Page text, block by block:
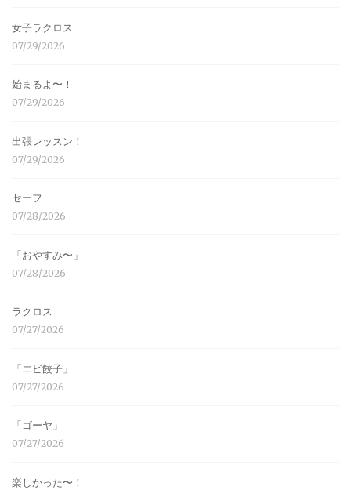
女子ラクロス
07/29/2026
始まるよ〜！
07/29/2026
出張レッスン！
07/29/2026
セーフ
07/28/2026
「おやすみ〜」
07/28/2026
ラクロス
07/27/2026
「エビ餃子」
07/27/2026
「ゴーヤ」
07/27/2026
楽しかった〜！